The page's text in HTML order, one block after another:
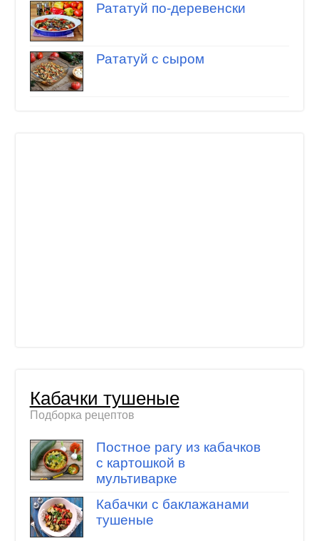
Рататуй по-деревенски
Рататуй с сыром
Кабачки тушеные
Подборка рецептов
Постное рагу из кабачков
с картошкой в
мультиварке
Кабачки с баклажанами
тушеные